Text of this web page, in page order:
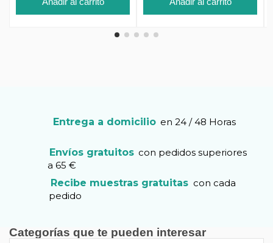
Entrega a domicilio en 24 / 48 Horas
Envíos gratuitos con pedidos superiores
a 65 €
Recibe muestras gratuitas con cada
pedido
Categorías que te pueden interesar